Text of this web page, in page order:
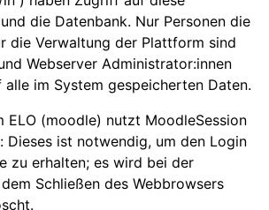
die Datenbank. Nur Personen die
die Verwaltung der Plattform sind
Webserver Administrator:innen
im System gespeicherten Daten.
ELO (moodle) nutzt MoodleSession
Dieses ist notwendig, um den Login
zu erhalten; es wird bei der
Schließen des Webbrowsers